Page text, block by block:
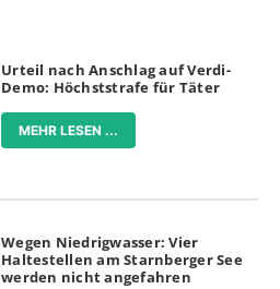
Urteil nach Anschlag auf Verdi-
Demo: Höchststrafe für Täter
MEHR LESEN ...
Wegen Niedrigwasser: Vier
Haltestellen am Starnberger See
werden nicht angefahren